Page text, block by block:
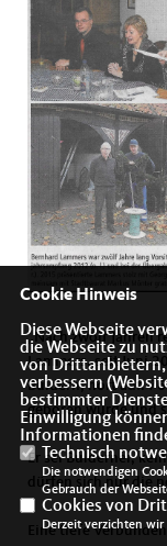
„Nach zwölf Jahren
Lammers, seit Juni
Buldern, hört auf.
geboren wurde und
Er sei Bulderner,
dürfen sich nur die
Eine tiefe
Cookie Hinweis
Diese Webseite
die Webseite zu
von Drittanbietern,
verbessern
bestimmter
Einwilligung
Informationen
Technisch
Die notwendigen
Gebrauch der
Cookies von
Derzeit verzichten